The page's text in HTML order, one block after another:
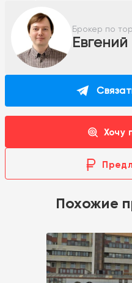
Брокер по
Евгений
Хочу
Похожие